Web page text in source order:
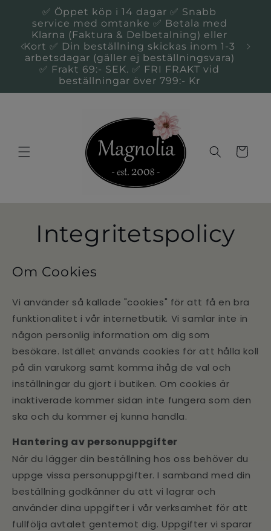
vidare
innehåll
✅ Öppet köp i 14 dagar ✅ Snabb
service med omtanke ✅ Betala med
Klarna (Faktura & Delbetalning) eller
Kort ✅ Din beställning skickas inom 1-3
arbetsdagar (gäller ej beställningsvara)
✅ Frakt 69:- SEK. ✅ FRI FRAKT vid
beställningar över 799:- Kr
Varukorg
Integritetspolicy
Om Cookies
Vi använder så kallade "cookies" för att få en bra
funktionalitet i vår internetbutik. Vi samlar inte in
någon personlig information om dig som
besökare. Istället används cookies för att hålla koll
på din varukorg samt komma ihåg de val och
inställningar du gjort i butiken. Om cookies är
inaktiverade kommer sidan inte fungera som den
ska och du kommer ej kunna handla.
Hantering av personuppgifter
När du lägger din beställning hos oss behöver du
uppge vissa personuppgifter. I samband med din
beställning godkänner du att vi lagrar och
använder dina uppgifter i vår verksamhet för att
fullfölja avtalet gentemot dig. Uppgifter vi sparar